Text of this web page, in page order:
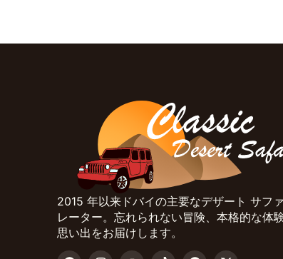
2015 年以来ドバイの主要なデザート サフ
レーター。忘れられない冒険、本格的な体
思い出をお届けします。